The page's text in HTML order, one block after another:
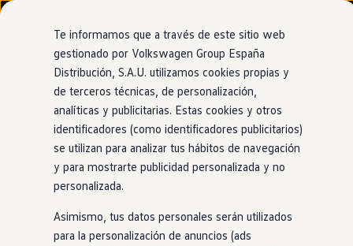
Ir
directamente
al contenido
Ir
directamente
al pie de
página
Nuevo ID. Cross
Vehículos Comerciales
Compra y ofertas
Volkswagen nuevo en stock
Volkswagen de ocasión
Financiación
My Renting
My Way
Seguros
Empresas
Autoescuelas
Eléctricos e híbridos
Más sobre híbridos
Plan Auto +
Te informamos que a través de este sitio web
gestionado por Volkswagen Group España
Distribución, S.A.U. utilizamos cookies propias y
de terceros técnicas, de personalización,
analíticas y publicitarias. Estas cookies y otros
identificadores (como identificadores publicitarios)
se utilizan para analizar tus hábitos de navegación
y para mostrarte publicidad personalizada y no
personalizada.
Asimismo, tus datos personales serán utilizados
para la personalización de anuncios (ads